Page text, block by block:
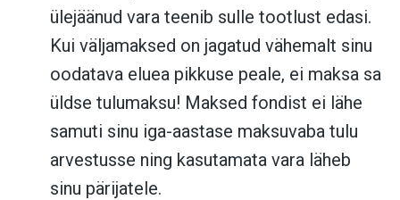
ülejäänud vara teenib sulle tootlust edasi.
Kui väljamaksed on jagatud vähemalt sinu
oodatava eluea pikkuse peale, ei maksa sa
üldse tulumaksu! Maksed fondist ei lähe
samuti sinu iga-aastase maksuvaba tulu
arvestusse ning kasutamata vara läheb
sinu pärijatele.